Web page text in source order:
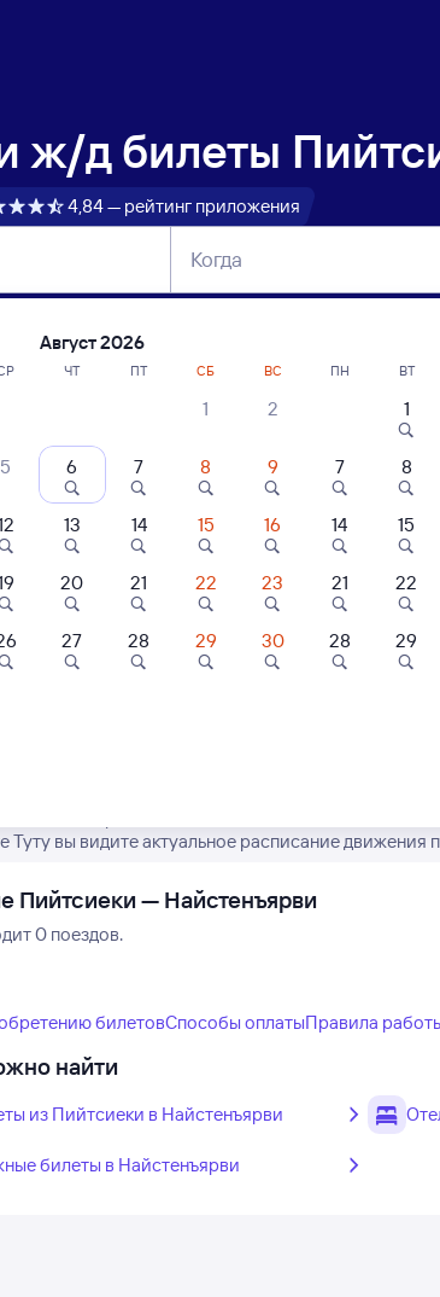
ж/д билеты
4,84 — рейтинг приложения
Когда
Пийтсиеки —
Нет рейсов по
пассажирских поездов РЖД из Пийтсиеки в
Туту вы видите актуальное расписание движения
Пийтсиеки — Найстенъярви
0 поездов.
билетовСпособы оплатыПравила
найти
из Пийтсиеки в Найстенъярви
билеты в Найстенъярви
Август 2026
ЧТ ПТ СБ ВС
1 2
5 6 7 8 9
13 14 15 16
20 21 22 23
27 28 29 30
ПН ВТ
1
7 8
14 15
21 22
28 29